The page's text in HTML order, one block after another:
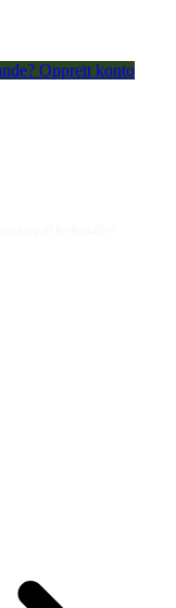
Opprett konto